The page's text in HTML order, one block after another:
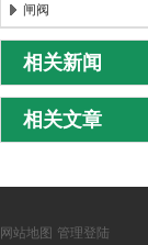
闸阀
相关新闻
相关文章
网站地图 管理登陆